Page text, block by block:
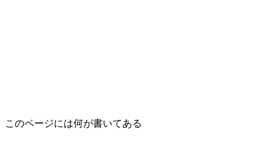
このページには何が書いてある